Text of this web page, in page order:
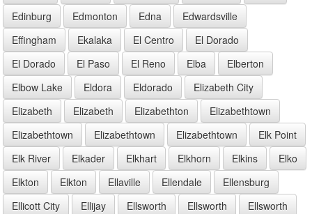
Edinburg
Edmonton Edna
Edwardsville
Effingham
Ekalaka El Centro
El Dorado
El Dorado
El Paso El Reno Elba
Elberton
Elbow Lake
Eldora Eldorado
Elizabeth City
Elizabeth
Elizabeth Elizabethton
Elizabethtown
Elizabethtown
Elizabethtown Elizabethtown
Elk Point
Elk River
Elkader Elkhart Elkhorn Elkins
Elko
Elkton
Elkton Ellaville Ellendale
Ellensburg
Ellicott City
Ellijay Ellsworth Ellsworth
Ellsworth